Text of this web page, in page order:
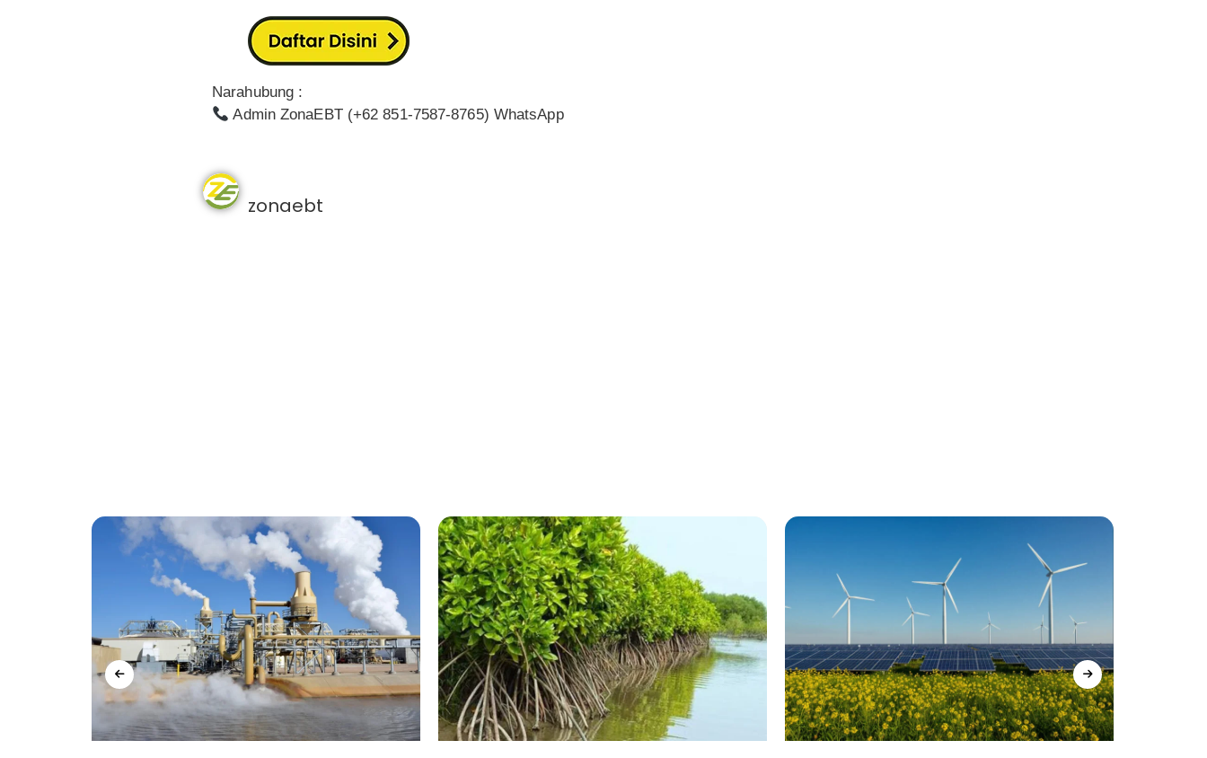
Narahubung :
Admin ZonaEBT (+62 851-7587-8765) WhatsApp
zonaebt